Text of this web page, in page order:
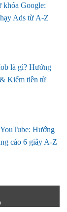
khóa Google:
Ads từ A-Z
là gì? Hướng
Kiếm tiền từ
Hướng
cáo 6 giây A-Z